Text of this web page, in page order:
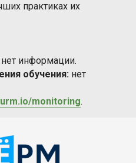
практиках их
нет информации.
обучения: нет
monitoring.